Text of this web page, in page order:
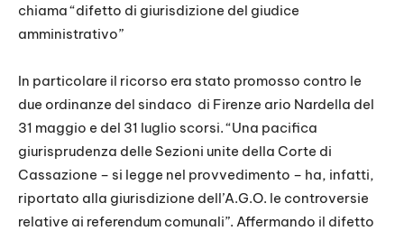
chiama “difetto di giurisdizione del giudice
amministrativo”
In particolare il ricorso era stato promosso contro le
due ordinanze del sindaco di Firenze ario Nardella del
31 maggio e del 31 luglio scorsi. “Una pacifica
giurisprudenza delle Sezioni unite della Corte di
Cassazione – si legge nel provvedimento – ha, infatti,
riportato alla giurisdizione dell’A.G.O. le controversie
relative ai referendum comunali”. Affermando il difetto